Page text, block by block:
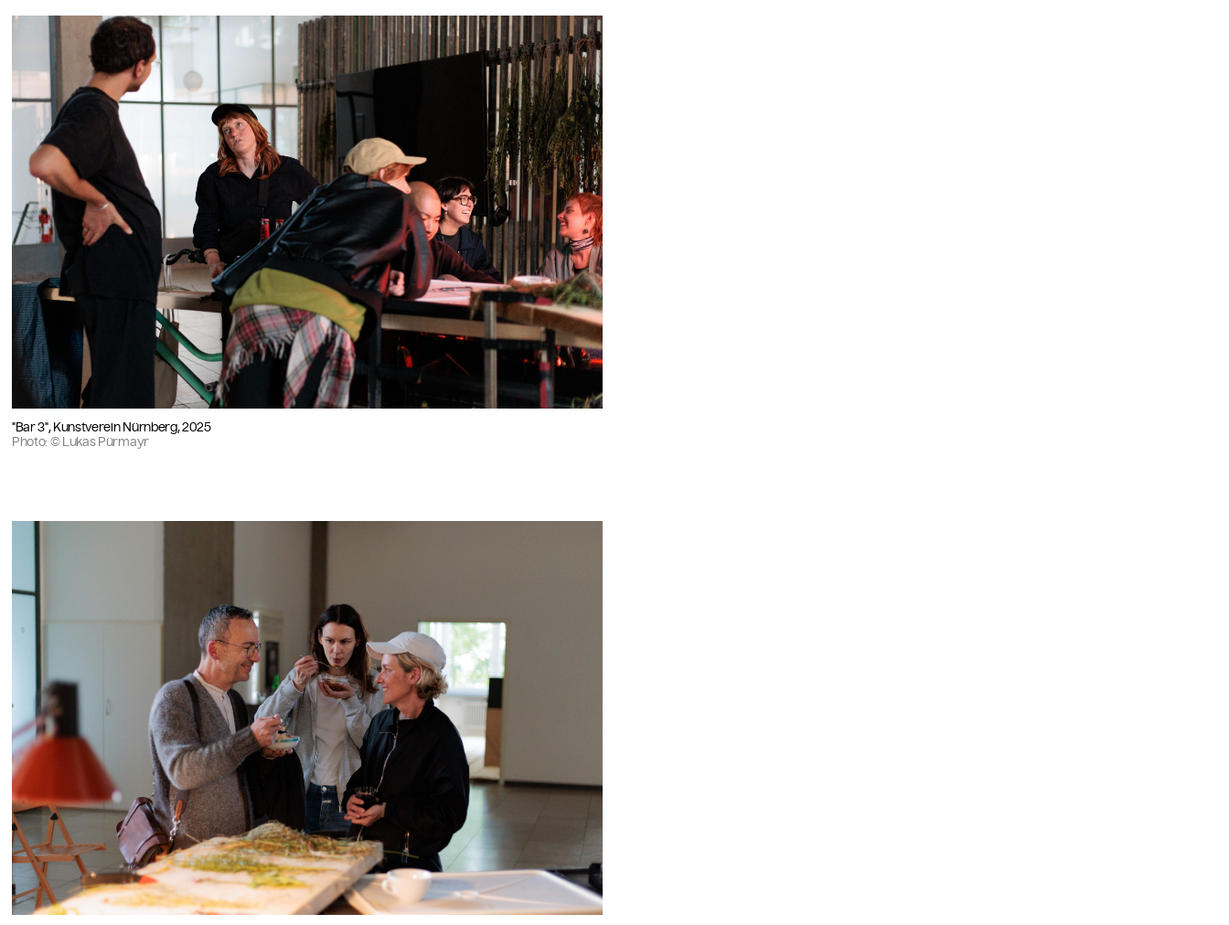
"Bar 3", Kunstverein Nürnberg, 2025
Photo: © Lukas Pürmayr